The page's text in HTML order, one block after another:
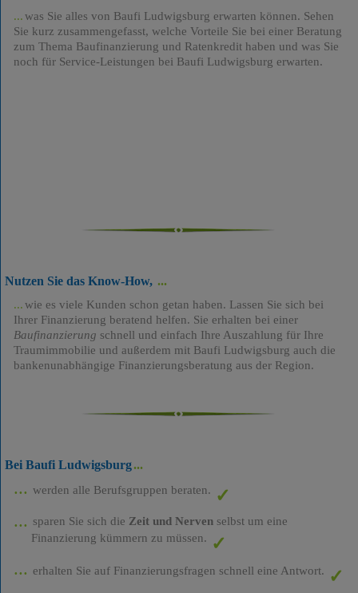
was Sie alles von Baufi Ludwigsburg erwarten können. Sehen
Sie kurz zusammengefasst, welche Vorteile Sie bei einer Beratung
zum Thema Baufinanzierung und Ratenkredit haben und was Sie
noch für Service-Leistungen bei Baufi Ludwigsburg erwarten.
Nutzen Sie das Know-How,
wie es viele Kunden schon getan haben. Lassen Sie sich bei
Ihrer Finanzierung beratend helfen. Sie erhalten bei einer
Baufinanzierung schnell und einfach Ihre Auszahlung für Ihre
Traumimmobilie und außerdem mit Baufi Ludwigsburg auch die
bankenunabhängige Finanzierungsberatung aus der Region.
Bei Baufi Ludwigsburg
werden alle Berufsgruppen beraten.
sparen Sie sich die Zeit und Nervenselbst um eine
Finanzierung kümmern zu müssen.
erhalten Sie auf Finanzierungsfragen schnell eine Antwort.